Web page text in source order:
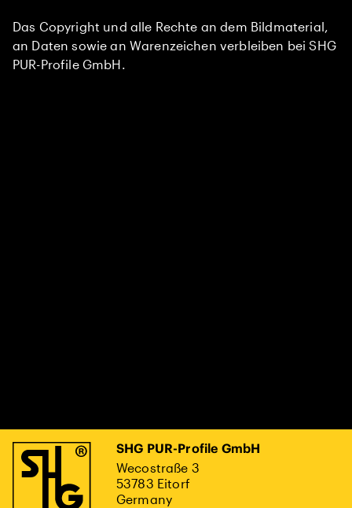
Das Copyright und alle Rechte an dem Bildmaterial,
an Daten sowie an Warenzeichen verbleiben bei SHG
PUR-Profile GmbH.
SHG PUR-Profile GmbH
Wecostraße 3
53783 Eitorf
Germany